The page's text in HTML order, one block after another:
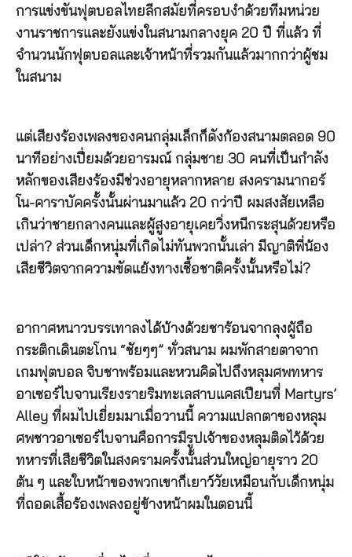
การแข่งขันฟุตบอลไทยลีกสมัยที่ครอบงำด้วยทีมหน่วย
งานราชการและยังแข่งในสนามกลางยุค 20 ปี ที่แล้ว ที่
จำนวนนักฟุตบอลและเจ้าหน้าที่รวมกันแล้วมากกว่าผู้ชม
ในสนาม
แต่เสียงร้องเพลงของคนกลุ่มเล็กก็ดังก้องสนามตลอด 90
นาทีอย่างเปี่ยมด้วยอารมณ์ กลุ่มชาย 30 คนที่เป็นกำลัง
หลักของเสียงร้องมีช่วงอายุหลากหลาย สงครามนากอร์
โน-คาราบัคครั้งนั้นผ่านมาแล้ว 20 กว่าปี ผมสงสัยเหลือ
เกินว่าชายกลางคนและผู้สูงอายุเคยวิ่งหนีกระสุนด้วยหรือ
เปล่า? ส่วนเด็กหนุ่มที่เกิดไม่ทันพวกนั้นเล่า มีญาติพี่น้อง
เสียชีวิตจากความขัดแย้งทางเชื้อชาติครั้งนั้นหรือไม่?
อากาศหนาวบรรเทาลงได้บ้างด้วยชาร้อนจากลุงผู้ถือ
กระติกเดินตะโกน “ชัยๆๆ” ทั่วสนาม ผมพักสายตาจาก
เกมฟุตบอล จิบชาพร้อมและหวนคิดไปถึงหลุมศพทหาร
อาเซอร์ไบจานเรียงรายริมทะเลสาบแคสเปียนที่ Martyrs’
Alley ที่ผมไปเยี่ยมมาเมื่อวานนี้ ความแปลกตาของหลุม
ศพชาวอาเซอร์ไบจานคือการมีรูปเจ้าของหลุมติดไว้ด้วย
ทหารที่เสียชีวิตในสงครามครั้งนั้นส่วนใหญ่อายุราว 20
ต้น ๆ และใบหน้าของพวกเขาก็เยาว์วัยเหมือนกับเด็กหนุ่ม
ที่ถอดเสื้อร้องเพลงอยู่ข้างหน้าผมในตอนนี้